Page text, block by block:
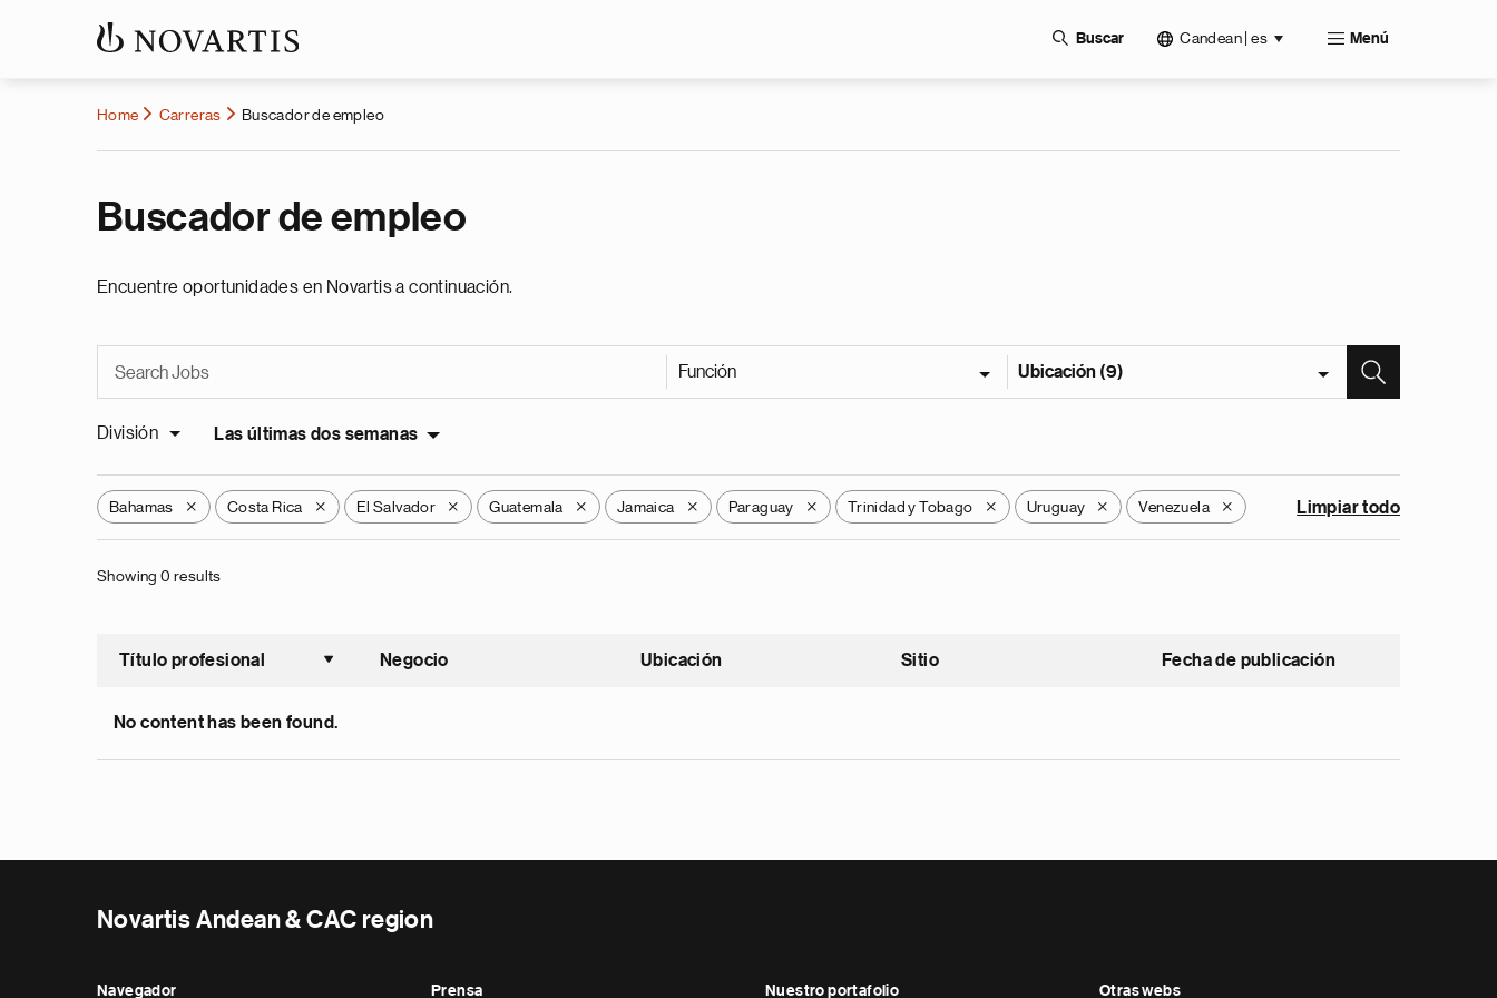
Buscar Candean | es Menú
Home Carreras Buscador de empleo
Buscador de empleo
Encuentre oportunidades en Novartis a continuación.
Función Ubicación (9)
División Las últimas dos semanas
Bahamas X Costa Rica X El Salvador X Guatemala X Jamaica X Paraguay X Trinidad y Tobago X Uruguay X Venezuela X Limpiar todo
Showing 0 results
Título profesional
Ordenar ascendente
Negocio Ubicación Sitio Fecha de publicación
No content has been found.
Novartis Andean & CAC region
Navegador Prensa Nuestro portafolio Otras webs